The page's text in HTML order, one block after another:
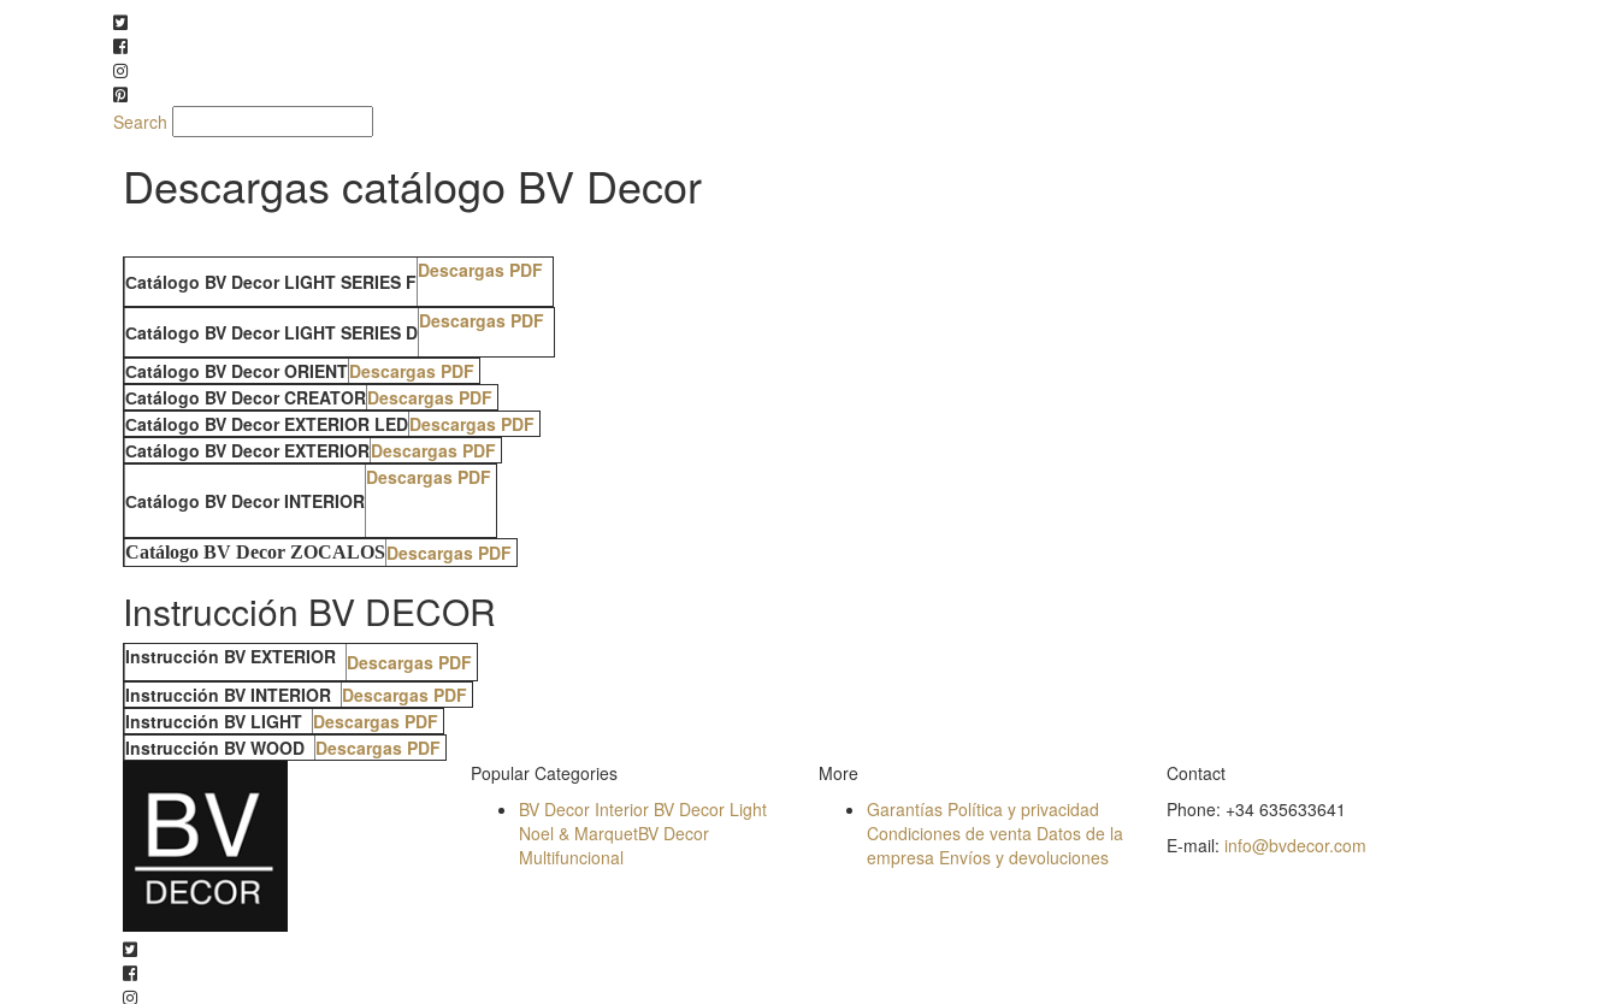
Search
Descargas catálogo BV Decor
Сatálogo BV Decor LIGHT SERIES FDescargas PDF
Сatálogo BV Decor LIGHT SERIES DDescargas PDF
Сatálogo BV Decor ORIENTDescargas PDF
Сatálogo BV Decor CREATORDescargas PDF
Сatálogo BV Decor EXTERIOR LEDDescargas PDF
Сatálogo BV Decor EXTERIORDescargas PDF
Сatálogo BV Decor INTERIOR
Descargas PDF
Сatálogo BV Decor ZOCALOSDescargas PDF
Instrucción BV DECOR
Instrucción BV EXTERIOR Descargas PDF
Instrucción BV INTERIOR Descargas PDF
Instrucción BV LIGHT Descargas PDF
Instrucción BV WOOD Descargas PDF
Popular Categories
BV Decor Interior BV Decor Light
Noel & MarquetBV Decor
Multifuncional
More
Garantías Política y privacidad
Condiciones de venta Datos de la
empresa Envíos y devoluciones
Contact
Phone: +34 635633641
E-mail: info@bvdecor.com